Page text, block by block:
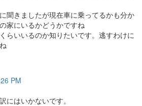
聞きましたが現在車に乗ってるかも分か
家にいるかどうかですね
らいいるのか知りたいです。逃すわけに
PM
にはいかないです。